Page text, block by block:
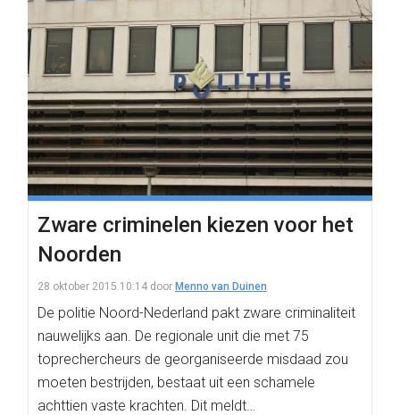
Zware criminelen kiezen voor het
Noorden
28 oktober 2015 10:14 door Menno van Duinen
De politie Noord-Nederland pakt zware criminaliteit
nauwelijks aan. De regionale unit die met 75
toprechercheurs de georganiseerde misdaad zou
moeten bestrijden, bestaat uit een schamele
achttien vaste krachten. Dit meldt…